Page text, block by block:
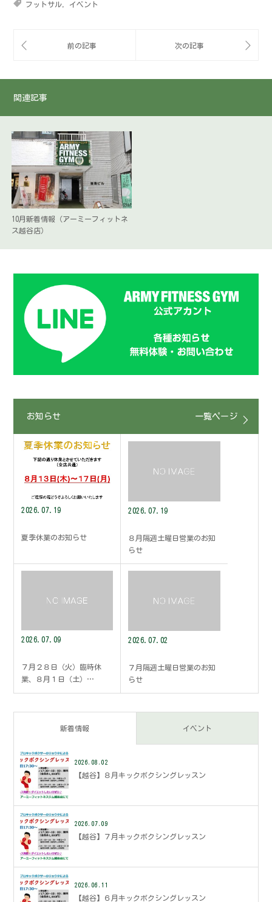
フットサル イベント
関連記事
10月新着情報（アーミーフィットネ
ス越谷店）
お知らせ 一覧ページ
2026.07.19
夏季休業のお知らせ
2026.07.19
８月隔週土曜日営業のお知
らせ
2026.07.09
７月２８日（火）臨時休
業、８月１日（土）…
2026.07.02
７月隔週土曜日営業のお知
らせ
新着情報 イベント
2026.08.02
【越谷】８月キックボクシングレッスン
2026.07.09
【越谷】７月キックボクシングレッスン
2026.06.11
【越谷】６月キックボクシングレッスン